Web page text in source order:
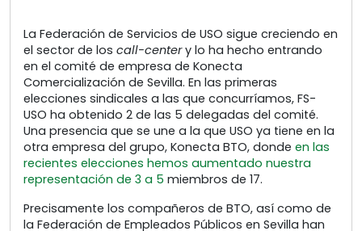
La Federación de Servicios de USO sigue creciendo en
el sector de los call-centery lo ha hecho entrando
en el comité de empresa de Konecta
Comercialización de Sevilla. En las primeras
elecciones sindicales a las que concurríamos, FS-
USO ha obtenido 2 de las 5 delegadas del comité.
Una presencia que se une a la que USO ya tiene en la
otra empresa del grupo, Konecta BTO, donde en las
recientes elecciones hemos aumentado nuestra
representación de 3 a 5 miembros de 17.
Precisamente los compañeros de BTO, así como de
la Federación de Empleados Públicos en Sevilla han